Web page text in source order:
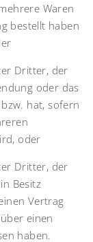
Waren
bestellt haben
Dritter, der
oder das
hat, sofern
oder
Dritter, der
Besitz
Vertrag
einen
haben.